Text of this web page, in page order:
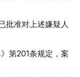
批准对上述嫌疑人
第201条规定，案